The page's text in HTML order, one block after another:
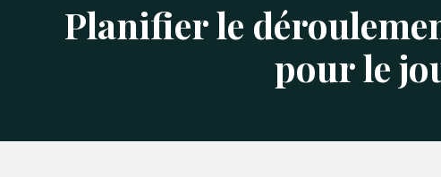
Planifier le
pour le